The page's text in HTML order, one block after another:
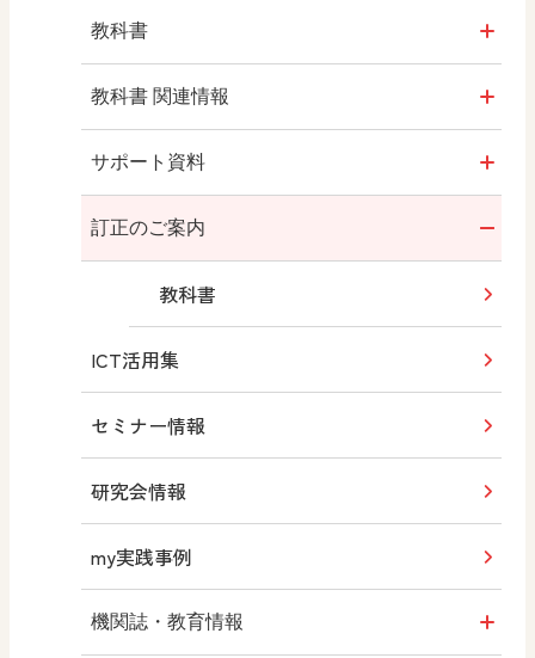
（平成29年度版）
高校生の美術2
（令和5年度版）
高校生の美術2
（平成30年度版）
高校生の美術3
（令和6年度版）
高校生の美術3
（平成31年度版）
工芸Ⅰ
教科書
教科書のご案内
動画
目次
内容解説資料
観点別教科書の特色
編修趣意書
教科書 関連情報
教授資料
学習指導要領 新旧対照表
サポート資料
指導計画表
観点別評価規準例
シラバス
訂正のご案内
教科書
ICT活用集
セミナー情報
研究会情報
my実践事例
機関誌・教育情報